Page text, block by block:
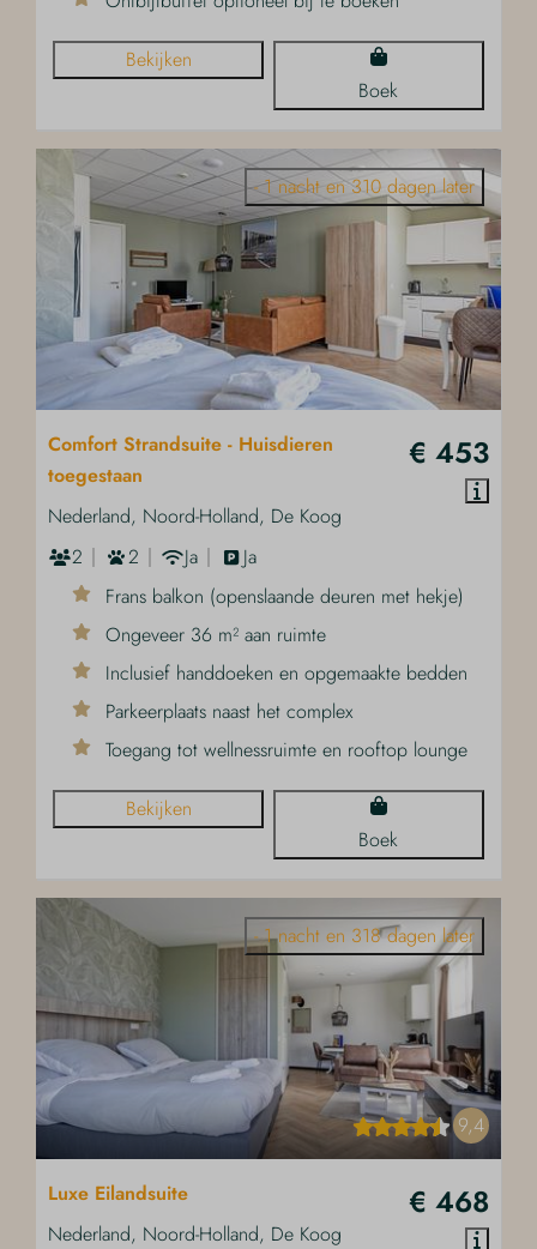
Bekijken
Boek
- 1 nacht en 310 dagen later
€ 453
Comfort Strandsuite - Huisdieren
toegestaan
Nederland, Noord-Holland, De Koog
2
2 Ja
Ja
Frans balkon (openslaande deuren met hekje)
Ongeveer 36 m² aan ruimte
Inclusief handdoeken en opgemaakte bedden
Parkeerplaats naast het complex
Toegang tot wellnessruimte en rooftop lounge
Bekijken
Boek
- 1 nacht en 318 dagen later
9,4
€ 468
Luxe Eilandsuite
Nederland, Noord-Holland, De Koog